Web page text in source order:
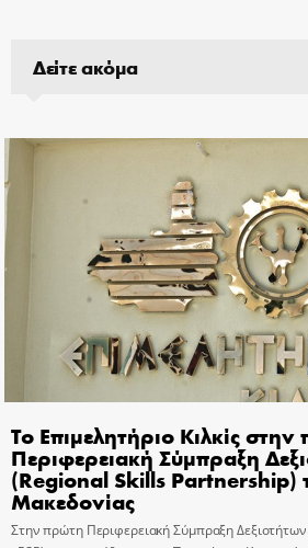
Δείτε ακόμα
Το Επιμελητήριο Κιλκίς
Περιφερειακή Σύμπραξη
(Regional Skills Partnership)
Μακεδονίας
Στην πρώτη Περιφερειακή Σύμπραξη